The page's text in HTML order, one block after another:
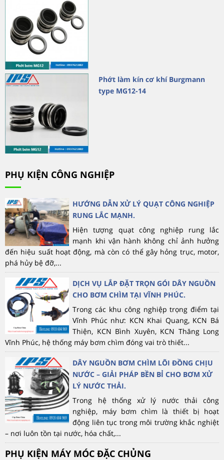
Phớt làm kín cơ khí Burgmann
type MG12-14
PHỤ KIỆN CÔNG NGHIỆP
HƯỚNG DẪN XỬ LÝ QUẠT CÔNG NGHIỆP
RUNG LẮC MẠNH.
Hiện tượng quạt công nghiệp rung lắc
mạnh khi vận hành không chỉ ảnh hưởng
đến hiệu suất hoạt động, mà còn có thể gây hỏng trục, motor,
phá hủy bệ đỡ,...
DỊCH VỤ LẮP ĐẶT TRỌN GÓI DÂY NGUỒN
CHO BƠM CHÌM TẠI VĨNH PHÚC.
Trong các khu công nghiệp trọng điểm tại
Vĩnh Phúc như: KCN Khai Quang, KCN Bá
Thiện, KCN Bình Xuyên, KCN Thăng Long
Vĩnh Phúc, hệ thống máy bơm chìm đóng vai trò thiết...
DÂY NGUỒN BƠM CHÌM LÕI ĐỒNG CHỊU
NƯỚC – GIẢI PHÁP BỀN BỈ CHO BƠM XỬ
LÝ NƯỚC THẢI.
Trong hệ thống xử lý nước thải công
nghiệp, máy bơm chìm là thiết bị hoạt
động liên tục trong môi trường khắc nghiệt
– nơi luôn tồn tại nước, hóa chất,...
PHỤ KIỆN MÁY MÓC ĐẶC CHỦNG